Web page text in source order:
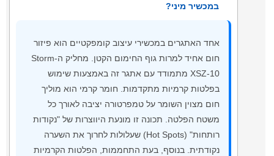
במכשיר מיני?
אחד האתגרים במכשירי עיצוב קומפקטיים הוא פיזור
חום אחיד למרות גוף החימום הקטן. מחליק ה-Storm
XSZ-10 מתמודד עם אתגר זה באמצעות שימוש
בפלטות קרמיות מתקדמות. חומר קרמי הוא מוליך
חום מצוין השומר על טמפרטורה יציבה לאורך כל
משטח הפלטה. תכונה זו מונעת היווצרות של "נקודות
רותחות" (Hot Spots) שעלולות לחרוך את השערה
נקודתית. בנוסף, בעת התחממות, הפלטות הקרמיות